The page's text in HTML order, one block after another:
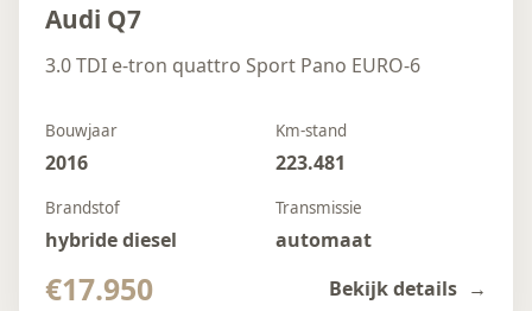
Audi Q7
3.0 TDI e-tron quattro Sport Pano EURO-6
Bouwjaar
2016
Km-stand
223.481
Brandstof
hybride diesel
Transmissie
automaat
€17.950 Bekijk details